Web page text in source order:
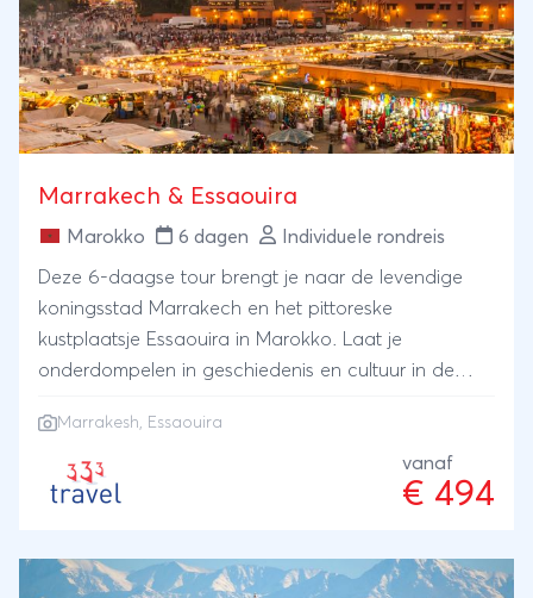
ontmoetingen met de authentieke dorpen en
gastvrije bevolking op het platteland. Een
fantastische reis voor mensen die houden van de
combi natuur en cultuur en en voor degenen die de
reis naar de bestemming als vakantie beschouwen.
unieke belevenis van een grandioze, fascinerende
cultuur en natuur. De wandelingen vertrekken
dagelijks vanuit de ecolodge en worden begeleid
door een Marokkaanse en Nederlandse gids. Je
keert iedere dag terug naar het verblijf in Zawyat
Oulmi, voor een heerlijk diner en een fijn bed.Na een
gebergte teruggebracht naar Marrakesh. Vanaf
Marrakesh vlieg je terug naar Nederland. Vanaf
Marrakesh kun je per trein en boot via een
Marrakech & Essaouira
Marokko 6 dagen Individuele rondreis
Deze 6-daagse tour brengt je naar de levendige
koningsstad Marrakech en het pittoreske
kustplaatsje Essaouira in Marokko. Laat je
onderdompelen in geschiedenis en cultuur in de
strand van Essaouira.
Marrakesh, Essaouira
vanaf
€ 494